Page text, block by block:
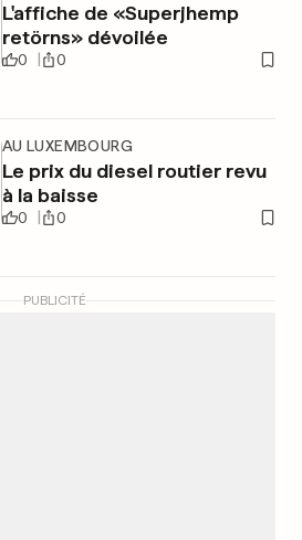
L'affiche de «Superjhemp
retörns» dévoilée
0 0
AU LUXEMBOURG
Le prix du diesel routier revu
à la baisse
0 0
PUBLICITÉ